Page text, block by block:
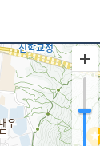
0188)